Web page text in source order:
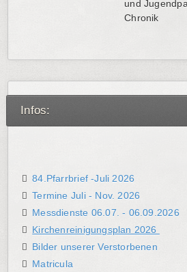
und
Chronik
Infos:
84.Pfarrbrief -Juli 2026
Termine Juli - Nov. 2026
Messdienste 06.07. - 06.09.2026
Kirchenreinigungsplan 2026
Bilder unserer Verstorbenen
Matricula